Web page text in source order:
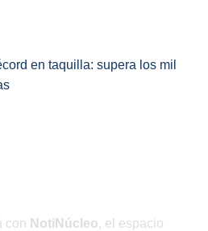
en taquilla: supera los mil
con NotiNúcleo, el espacio